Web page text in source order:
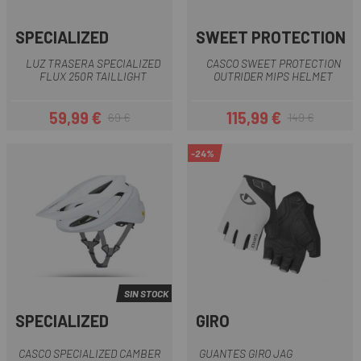
SPECIALIZED
LUZ TRASERA SPECIALIZED
FLUX 250R TAILLIGHT
Precio
59,99 €Precio regular
69 €
SWEET PROTECTION
CASCO SWEET PROTECTION
OUTRIDER MIPS HELMET
Precio
115,99 €Precio regular
149 €
SIN STOCK
SPECIALIZED
CASCO SPECIALIZED CAMBER
-24%
GIRO
GUANTES GIRO JAG